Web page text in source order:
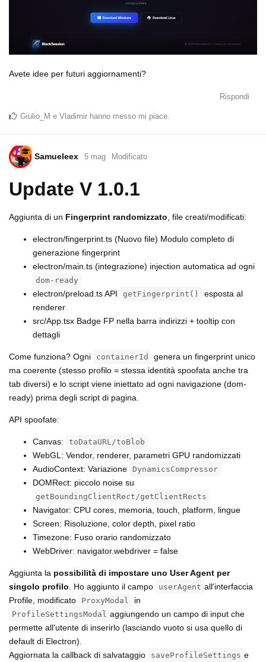
Avete idee per futuri aggiornamenti?
Rispondi
Giulio_M e Vladimir hanno messo mi piace.
Samueleex 5 mag Modificato
Update V 1.0.1
Aggiunta di un Fingerprint randomizzato, file creati/modificati:
electron/fingerprint.ts (Nuovo file) Modulo completo di
generazione fingerprint
electron/main.ts (integrazione) injection automatica ad ogni
dom-ready
electron/preload.ts API getFingerprint()
esposta al
renderer
src/App.tsx Badge FP nella barra indirizzi + tooltip con
dettagli
Come funziona? Ogni containerId
genera un fingerprint unico
ma coerente (stesso profilo = stessa identità spoofata anche tra
tab diversi) e lo script viene iniettato ad ogni navigazione (dom-
ready) prima degli script di pagina.
API spoofate:
Canvas: toDataURL/toBlob
WebGL: Vendor, renderer, parametri GPU randomizzati
AudioContext: Variazione
DynamicsCompressor
DOMRect: piccolo noise su
getBoundingClientRect/getClientRects
Navigator: CPU cores, memoria, touch, platform, lingue
Screen: Risoluzione, color depth, pixel ratio
Timezone: Fuso orario randomizzato
WebDriver: navigator.webdriver = false
Aggiunta la possibilità di impostare uno User Agent per
singolo profilo. Ho aggiunto il campo userAgent all'interfaccia
Profile, modificato
ProxyModal in
ProfileSettingsModal aggiungendo un campo di input che
permette all'utente di inserirlo (lasciando vuoto si usa quello di
default di Electron).
Aggiornata la callback di salvataggio
saveProfileSettings e